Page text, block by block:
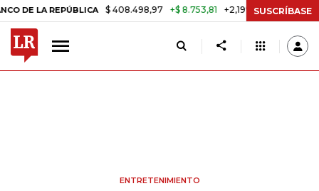
$ 408.498,97 +$ 8.753,81 +2,19% TASA DE USURA
SUSCRÍBASE
ENTRETENIMIENTO